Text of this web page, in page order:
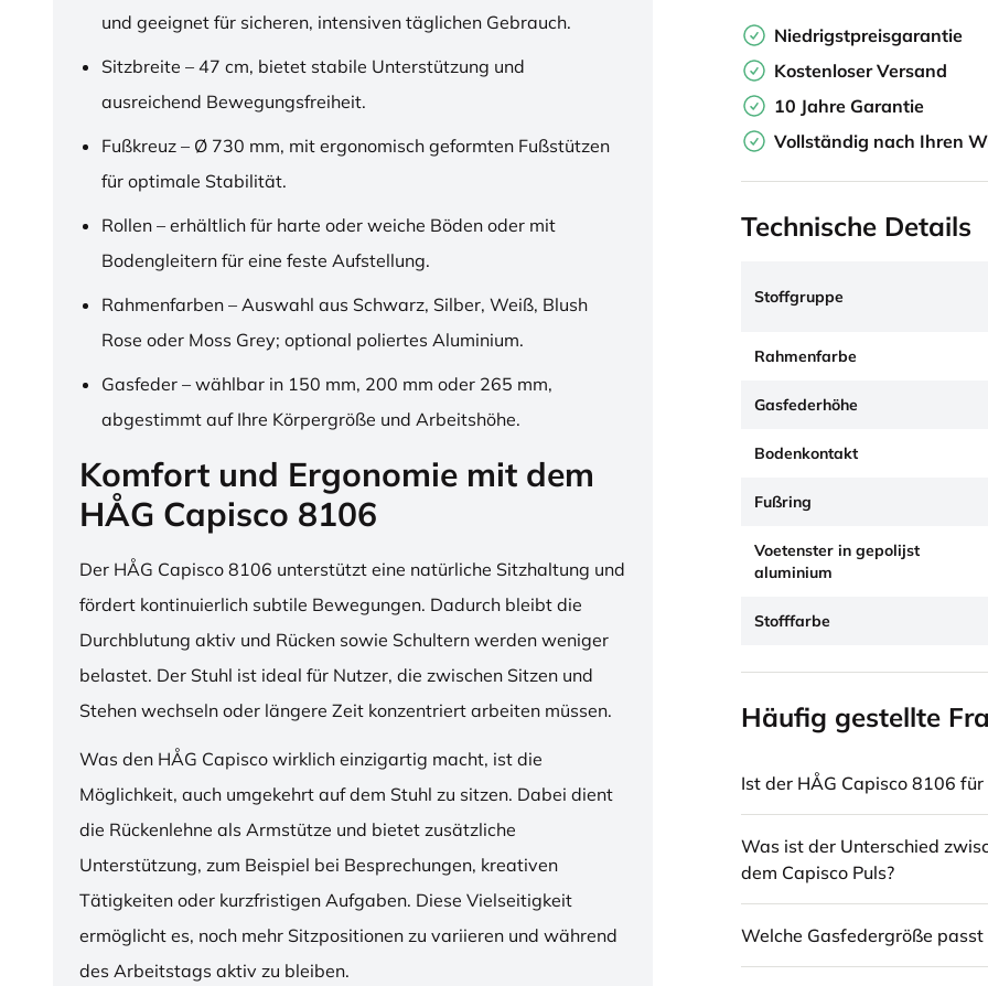
und geeignet für sicheren, intensiven täglichen Gebrauch.
Sitzbreite – 47 cm, bietet stabile Unterstützung und
ausreichend Bewegungsfreiheit.
Fußkreuz – Ø 730 mm, mit ergonomisch geformten Fußstützen
für optimale Stabilität.
Rollen – erhältlich für harte oder weiche Böden oder mit
Bodengleitern für eine feste Aufstellung.
Rahmenfarben – Auswahl aus Schwarz, Silber, Weiß, Blush
Rose oder Moss Grey; optional poliertes Aluminium.
Gasfeder – wählbar in 150 mm, 200 mm oder 265 mm,
abgestimmt auf Ihre Körpergröße und Arbeitshöhe.
Komfort und Ergonomie mit dem
HÅG Capisco 8106
Der HÅG Capisco 8106 unterstützt eine natürliche Sitzhaltung und
fördert kontinuierlich subtile Bewegungen. Dadurch bleibt die
Durchblutung aktiv und Rücken sowie Schultern werden weniger
belastet. Der Stuhl ist ideal für Nutzer, die zwischen Sitzen und
Stehen wechseln oder längere Zeit konzentriert arbeiten müssen.
Was den HÅG Capisco wirklich einzigartig macht, ist die
Möglichkeit, auch umgekehrt auf dem Stuhl zu sitzen. Dabei dient
die Rückenlehne als Armstütze und bietet zusätzliche
Unterstützung, zum Beispiel bei Besprechungen, kreativen
Tätigkeiten oder kurzfristigen Aufgaben. Diese Vielseitigkeit
ermöglicht es, noch mehr Sitzpositionen zu variieren und während
des Arbeitstags aktiv zu bleiben.
Niedrigstpreisgarantie
Kostenloser Versand
10 Jahre Garantie
Vollständig nach Ihren
Technische Details
Stoffgruppe
Rahmenfarbe
Gasfederhöhe
Bodenkontakt
Fußring
Voetenster in gepolijst
aluminium
Stofffarbe
Häufig gestellte
Ist der HÅG Capisco 8106
Was ist der Unterschied
dem Capisco Puls?
Welche Gasfedergröße passt